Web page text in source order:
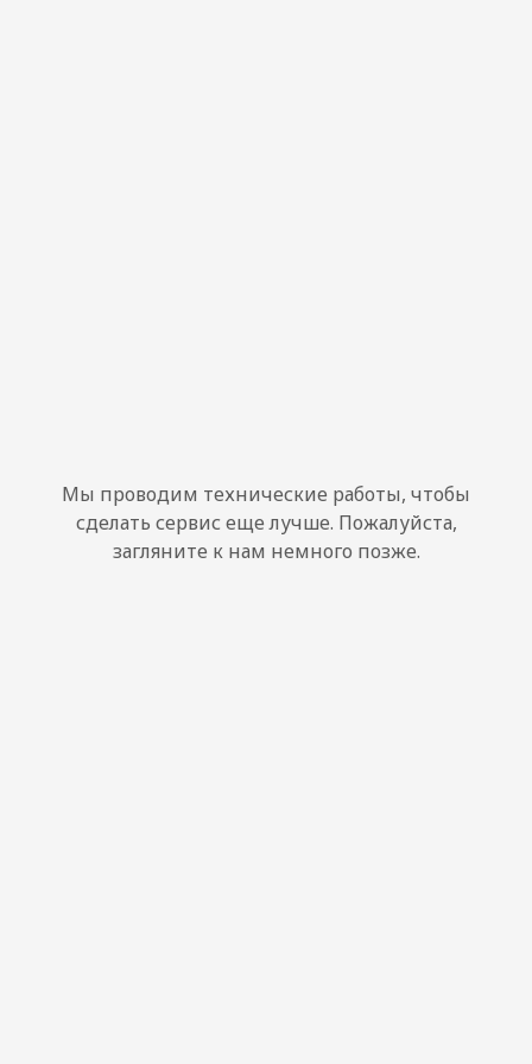
Мы проводим технические работы, чтобы
сделать сервис еще лучше. Пожалуйста,
загляните к нам немного позже.